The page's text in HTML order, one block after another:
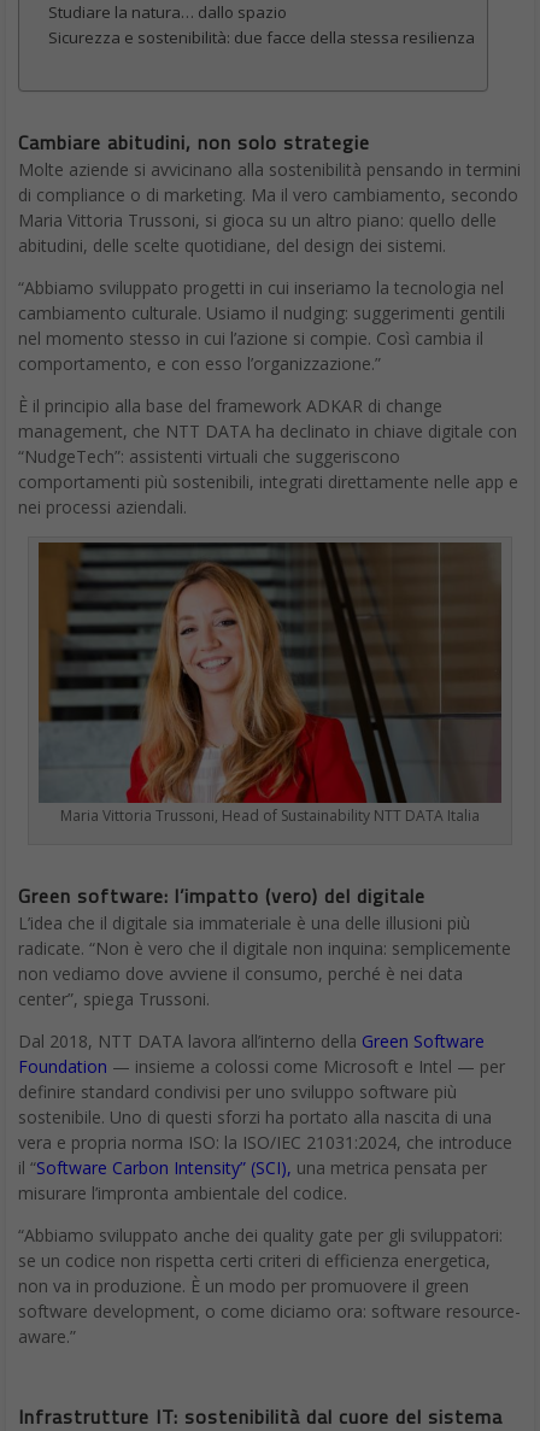
Studiare la natura… dallo spazio
Sicurezza e sostenibilità: due facce della stessa resilienza
Cambiare abitudini, non solo strategie
Molte aziende si avvicinano alla sostenibilità pensando in termini
di compliance o di marketing. Ma il vero cambiamento, secondo
Maria Vittoria Trussoni, si gioca su un altro piano: quello delle
abitudini, delle scelte quotidiane, del design dei sistemi.
“Abbiamo sviluppato progetti in cui inseriamo la tecnologia nel
cambiamento culturale. Usiamo il nudging: suggerimenti gentili
nel momento stesso in cui l’azione si compie. Così cambia il
comportamento, e con esso l’organizzazione.”
È il principio alla base del framework ADKAR di change
management, che NTT DATA ha declinato in chiave digitale con
“NudgeTech”: assistenti virtuali che suggeriscono
comportamenti più sostenibili, integrati direttamente nelle app e
nei processi aziendali.
Maria Vittoria Trussoni, Head of Sustainability NTT DATA Italia
Green software: l’impatto (vero) del digitale
L’idea che il digitale sia immateriale è una delle illusioni più
radicate. “Non è vero che il digitale non inquina: semplicemente
non vediamo dove avviene il consumo, perché è nei data
center”, spiega Trussoni.
Dal 2018, NTT DATA lavora all’interno della Green Software
Foundation — insieme a colossi come Microsoft e Intel — per
definire standard condivisi per uno sviluppo software più
sostenibile. Uno di questi sforzi ha portato alla nascita di una
vera e propria norma ISO: la ISO/IEC 21031:2024, che introduce
il “Software Carbon Intensity” (SCI), una metrica pensata per
misurare l’impronta ambientale del codice.
“Abbiamo sviluppato anche dei quality gate per gli sviluppatori:
se un codice non rispetta certi criteri di efficienza energetica,
non va in produzione. È un modo per promuovere il green
software development, o come diciamo ora: software resource-
aware.”
Infrastrutture IT: sostenibilità dal cuore del sistema